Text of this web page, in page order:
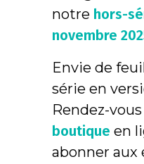
notre hors-
novembre
Envie de
série en
Rendez-
boutique en
abonner